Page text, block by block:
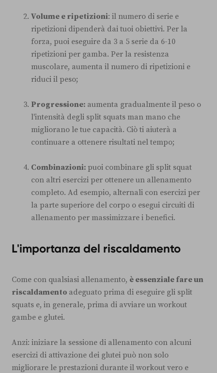
Volume e ripetizioni: il numero di serie e
ripetizioni dipenderà dai tuoi obiettivi. Per la
forza, puoi eseguire da 3 a 5 serie da 6-10
ripetizioni per gamba. Per la resistenza
muscolare, aumenta il numero di ripetizioni e
riduci il peso;
Progressione: aumenta gradualmente il peso o
l'intensità degli split squats man mano che
migliorano le tue capacità. Ciò ti aiuterà a
continuare a ottenere risultati nel tempo;
Combinazioni: puoi combinare gli split squat
con altri esercizi per ottenere un allenamento
completo. Ad esempio, alternali con esercizi per
la parte superiore del corpo o esegui circuiti di
allenamento per massimizzare i benefici.
L'importanza del riscaldamento
Come con qualsiasi allenamento, è essenziale fare un
riscaldamento adeguato prima di eseguire gli split
squats e, in generale, prima di avviare un workout
gambe e glutei.
Anzi: iniziare la sessione di allenamento con alcuni
esercizi di attivazione dei glutei può non solo
migliorare le prestazioni durante il workout vero e